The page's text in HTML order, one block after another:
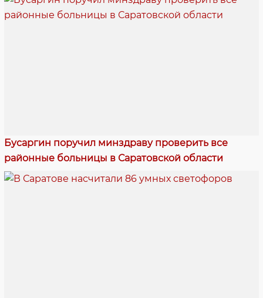
Бусаргин поручил минздраву проверить все
районные больницы в Саратовской области